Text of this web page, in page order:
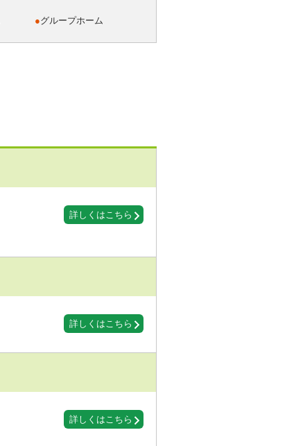
●グループホーム
詳しくはこちら
詳しくはこちら
詳しくはこちら